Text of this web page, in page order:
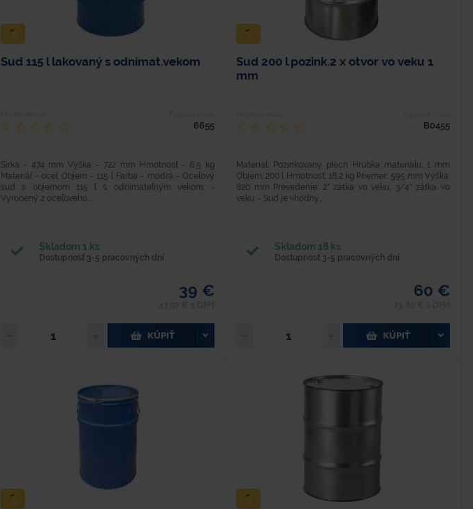
Sud 115 l lakovaný s odnímat.vekom
6655
Šírka - 474 mm Výška - 722 mm Hmotnosť - 6,5 kg
Materiál - oceľ Objem - 115 l Farba - modrá - Oceľový
sud s objemom 115 l s odnímateľným vekom. -
Vyrobený z oceľového...
Skladom 1 ks
Dostupnosť 3-5 pracovných dní
39 €
KÚPIŤ
Sud 200 l pozink.2 x otvor vo veku 1
mm
B0455
Materiál: Pozinkovaný plech Hrúbka materiálu: 1 mm
Objem: 200 l Hmotnosť: 18,2 kg Priemer: 595 mm Výška:
820 mm Prevedenie: 2" zátka vo veku, 3/4" zátka vo
veku. - Sud je vhodný...
Skladom 18 ks
Dostupnosť 3-5 pracovných dní
60 €
KÚPIŤ